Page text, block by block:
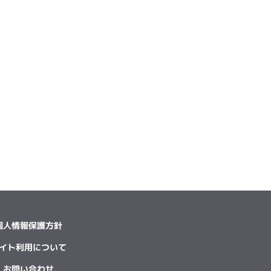
人情報保護方針
ト利用について
お問い合わせ